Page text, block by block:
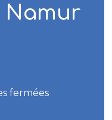
Namur
fermées